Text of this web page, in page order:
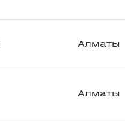
Алматы
Алматы